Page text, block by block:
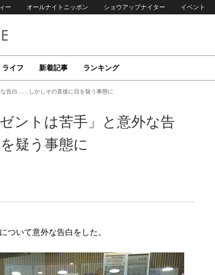
ー オールナイトニッポン ショウアップナイター イベント
ライフ 新着記事 ランキング
告白……しかしその直後に目を疑う事態に
ントは苦手」と意外な告
疑う事態に
ついて意外な告白をした。